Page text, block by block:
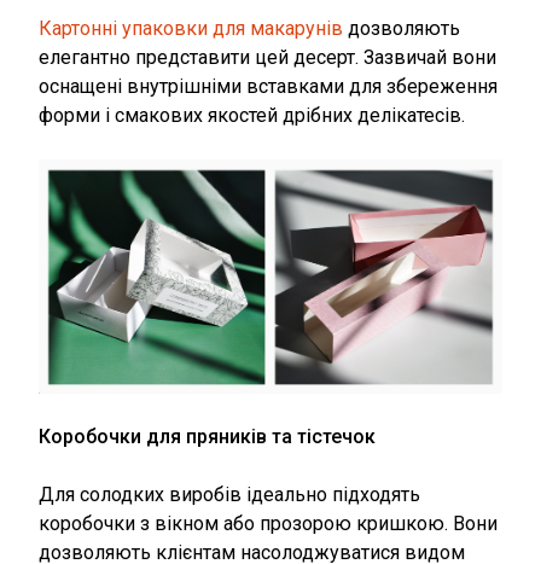
Картонні упаковки для макарунів дозволяють
елегантно представити цей десерт. Зазвичай вони
оснащені внутрішніми вставками для збереження
форми і смакових якостей дрібних делікатесів.
Коробочки для пряників та тістечок
Для солодких виробів ідеально підходять
коробочки з вікном або прозорою кришкою. Вони
дозволяють клієнтам насолоджуватися видом